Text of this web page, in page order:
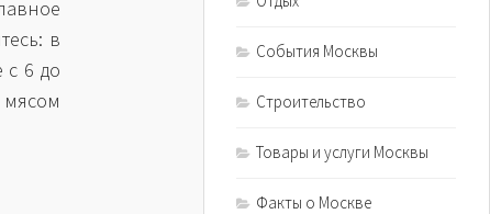
в
с 6 до
События Москвы
Строительство
Товары и услуги Москвы
Факты о Москве